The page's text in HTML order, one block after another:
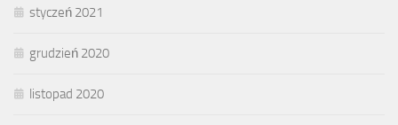
styczeń 2021
grudzień 2020
listopad 2020